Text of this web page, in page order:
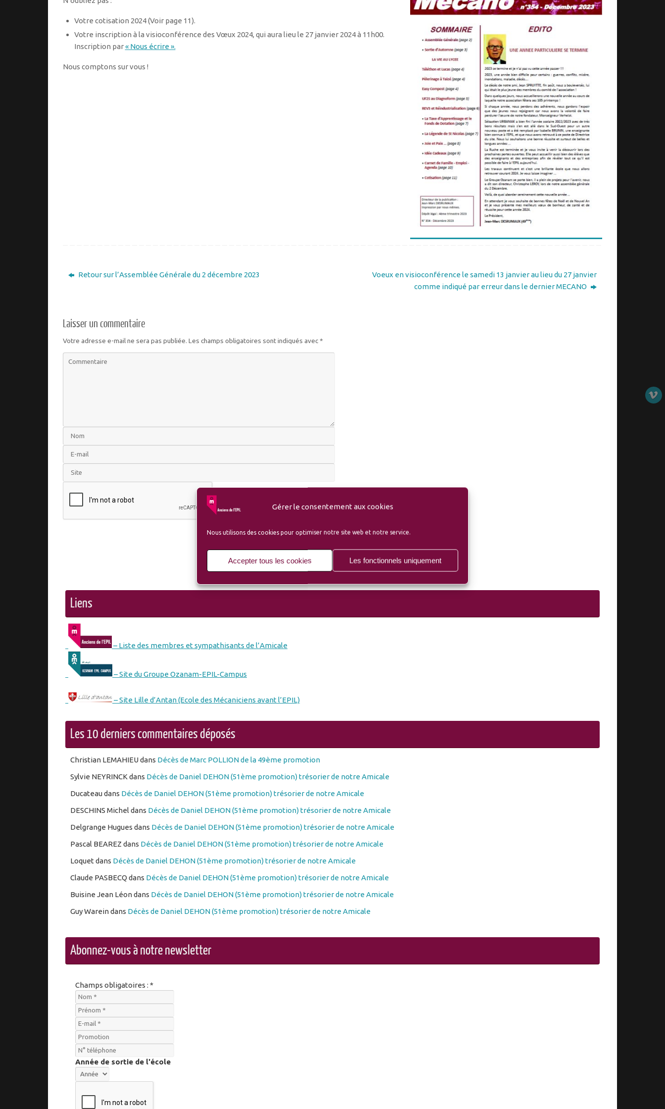
Gérer le consentement aux cookies
Nous utilisons des cookies pour optimiser notre site web et notre service.
Accepter tous les cookies Les fonctionnels uniquement
Votre cotisation 2024 (Voir page 11).
Votre inscription à la visioconférence des Vœux 2024, qui aura lieu le 27 janvier 2024 à 11h00.
Inscription par« Nous écrire ».
Nous comptons sur vous !
Retour sur l’Assemblée Générale du 2 décembre 2023
Voeux en visioconférence le samedi 13 janvier au lieu du 27 janvier
comme indiqué par erreur dans le dernier MECANO
Laisser un commentaire
Votre adresse e-mail ne sera pas publiée. Les champs obligatoires sont indiqués avec *
Liens
– Liste des membres et sympathisants de l’Amicale
– Site du Groupe Ozanam-EPIL-Campus
– Site Lille d’Antan (Ecole des Mécaniciens avant l’EPIL)
Les 10 derniers commentaires déposés
Christian LEMAHIEUdans Décès de Marc POLLION de la 49ème promotion
Sylvie NEYRINCKdans Décès de Daniel DEHON (51ème promotion) trésorier de notre Amicale
Ducateaudans Décès de Daniel DEHON (51ème promotion) trésorier de notre Amicale
DESCHINS Micheldans Décès de Daniel DEHON (51ème promotion) trésorier de notre Amicale
Delgrange Hugues dans Décès de Daniel DEHON (51ème promotion) trésorier de notre Amicale
Pascal BEAREZ dans Décès de Daniel DEHON (51ème promotion) trésorier de notre Amicale
Loquetdans Décès de Daniel DEHON (51ème promotion) trésorier de notre Amicale
Claude PASBECQ dans Décès de Daniel DEHON (51ème promotion) trésorier de notre Amicale
Buisine Jean Léondans Décès de Daniel DEHON (51ème promotion) trésorier de notre Amicale
Guy Wareindans Décès de Daniel DEHON (51ème promotion) trésorier de notre Amicale
Abonnez-vous à notre newsletter
Champs obligatoires : *
Année de sortie de l'école